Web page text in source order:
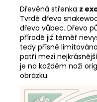
Dřevěná střenka z
Tvrdé dřevo
dřeva vůbec. Dřevo
přírodě již téměř
tedy přísně
patří mezi
je na každém noži
obrázku.